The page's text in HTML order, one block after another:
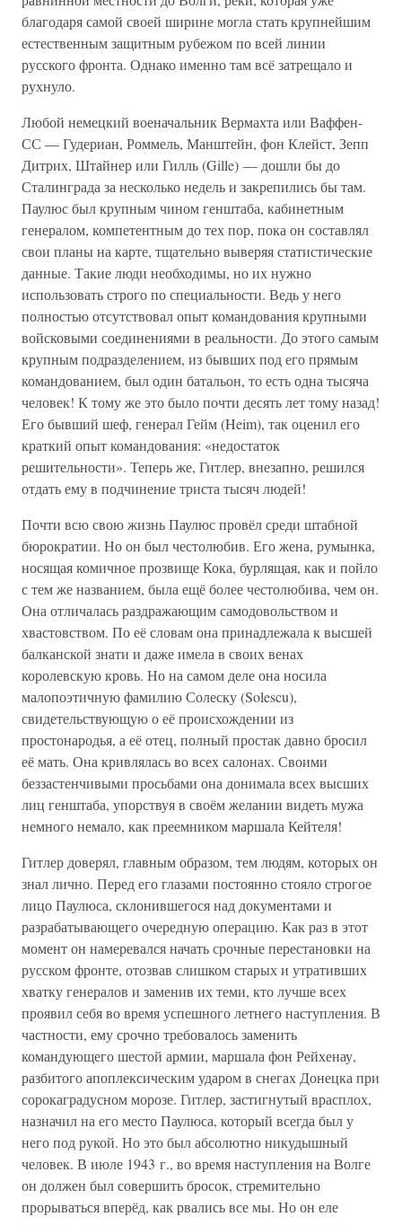
благодаря самой своей ширине могла стать крупнейшим
естественным защитным рубежом по всей линии
русского фронта. Однако именно там всё затрещало и
рухнуло.
Любой немецкий военачальник Вермахта или Ваффен-
СС — Гудериан, Роммель, Манштейн, фон Клейст, Зепп
Дитрих, Штайнер или Гилль (Gille) — дошли бы до
Сталинграда за несколько недель и закрепились бы там.
Паулюс был крупным чином генштаба, кабинетным
генералом, компетентным до тех пор, пока он составлял
свои планы на карте, тщательно выверяя статистические
данные. Такие люди необходимы, но их нужно
использовать строго по специальности. Ведь у него
полностью отсутствовал опыт командования крупными
войсковыми соединениями в реальности. До этого самым
крупным подразделением, из бывших под его прямым
командованием, был один батальон, то есть одна тысяча
человек! К тому же это было почти десять лет тому назад!
Его бывший шеф, генерал Гейм (Heim), так оценил его
краткий опыт командования: «недостаток
решительности». Теперь же, Гитлер, внезапно, решился
отдать ему в подчинение триста тысяч людей!
Почти всю свою жизнь Паулюс провёл среди штабной
бюрократии. Но он был честолюбив. Его жена, румынка,
носящая комичное прозвище Кока, бурлящая, как и пойло
с тем же названием, была ещё более честолюбива, чем он.
Она отличалась раздражающим самодовольством и
хвастовством. По её словам она принадлежала к высшей
балканской знати и даже имела в своих венах
королевскую кровь. Но на самом деле она носила
малопоэтичную фамилию Солеску (Solescu),
свидетельствующую о её происхождении из
простонародья, а её отец, полный простак давно бросил
её мать. Она кривлялась во всех салонах. Своими
беззастенчивыми просьбами она донимала всех высших
лиц генштаба, упорствуя в своём желании видеть мужа
немного немало, как преемником маршала Кейтеля!
Гитлер доверял, главным образом, тем людям, которых он
знал лично. Перед его глазами постоянно стояло строгое
лицо Паулюса, склонившегося над документами и
разрабатывающего очередную операцию. Как раз в этот
момент он намеревался начать срочные перестановки на
русском фронте, отозвав слишком старых и утративших
хватку генералов и заменив их теми, кто лучше всех
проявил себя во время успешного летнего наступления. В
частности, ему срочно требовалось заменить
командующего шестой армии, маршала фон Рейхенау,
разбитого апоплексическим ударом в снегах Донецка при
сорокаградусном морозе. Гитлер, застигнутый врасплох,
назначил на его место Паулюса, который всегда был у
него под рукой. Но это был абсолютно никудышный
человек. В июле 1943 г., во время наступления на Волге
он должен был совершить бросок, стремительно
прорываться вперёд, как рвались все мы. Но он еле